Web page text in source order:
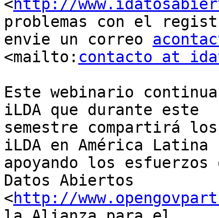
<http://
problemas con el
envie un correo
<mailto: contacto at
Este webinario
iLDA que durante este
semestre compartirá
iLDA en América Latina
apoyando los
Datos Abiertos
<http://